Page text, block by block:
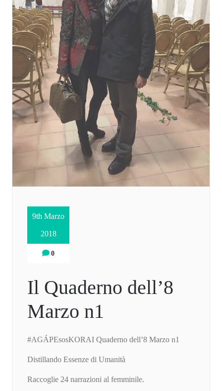
9th Marzo
2018
0
Il Quaderno dell’8
Marzo n1
#AGÁPEsosKORAI Quaderno dell’8 Marzo n1
Distillando Essenze di Umanità
Raccoglie 24 narrazioni al femminile.